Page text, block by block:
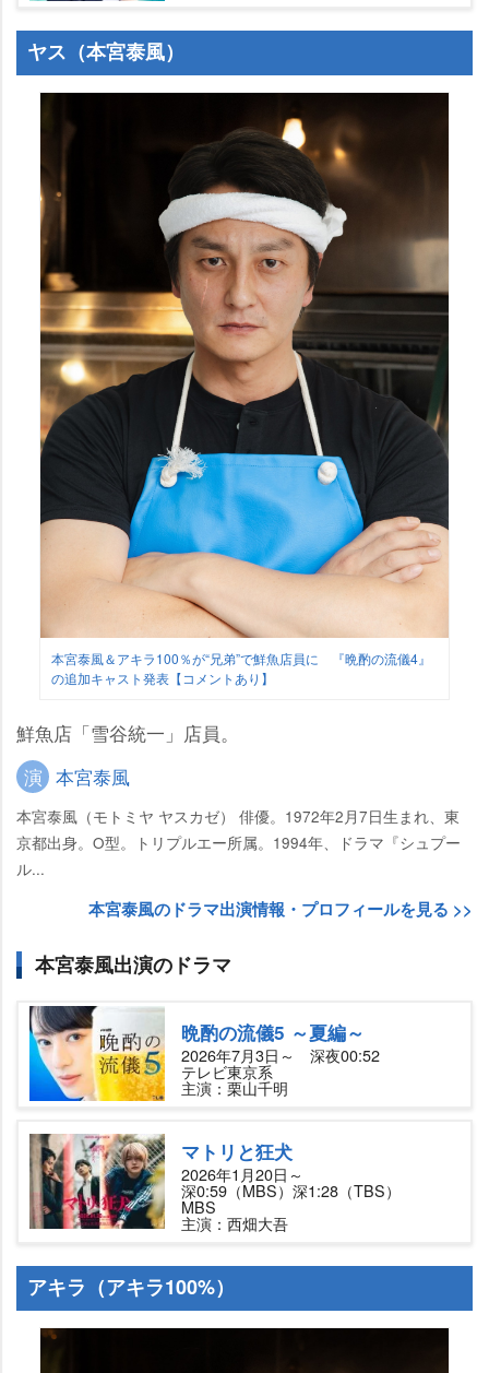
ヤス（本宮泰風）
本宮泰風＆アキラ100％が“兄弟”で鮮魚店員に 『晩酌の流儀4』
の追加キャスト発表【コメントあり】
鮮魚店「雪谷統一」店員。
演 本宮泰風
本宮泰風（モトミヤ ヤスカゼ） 俳優。1972年2月7日生まれ、東
京都出身。O型。トリプルエー所属。1994年、ドラマ『シュプー
ル...
本宮泰風のドラマ出演情報・プロフィールを見る >>
本宮泰風出演のドラマ
晩酌の流儀5 ～夏編～
2026年7月3日～ 深夜00:52
テレビ東京系
主演：栗山千明
マトリと狂犬
2026年1月20日～
深0:59（MBS）深1:28（TBS）
MBS
主演：西畑大吾
アキラ（アキラ100%）